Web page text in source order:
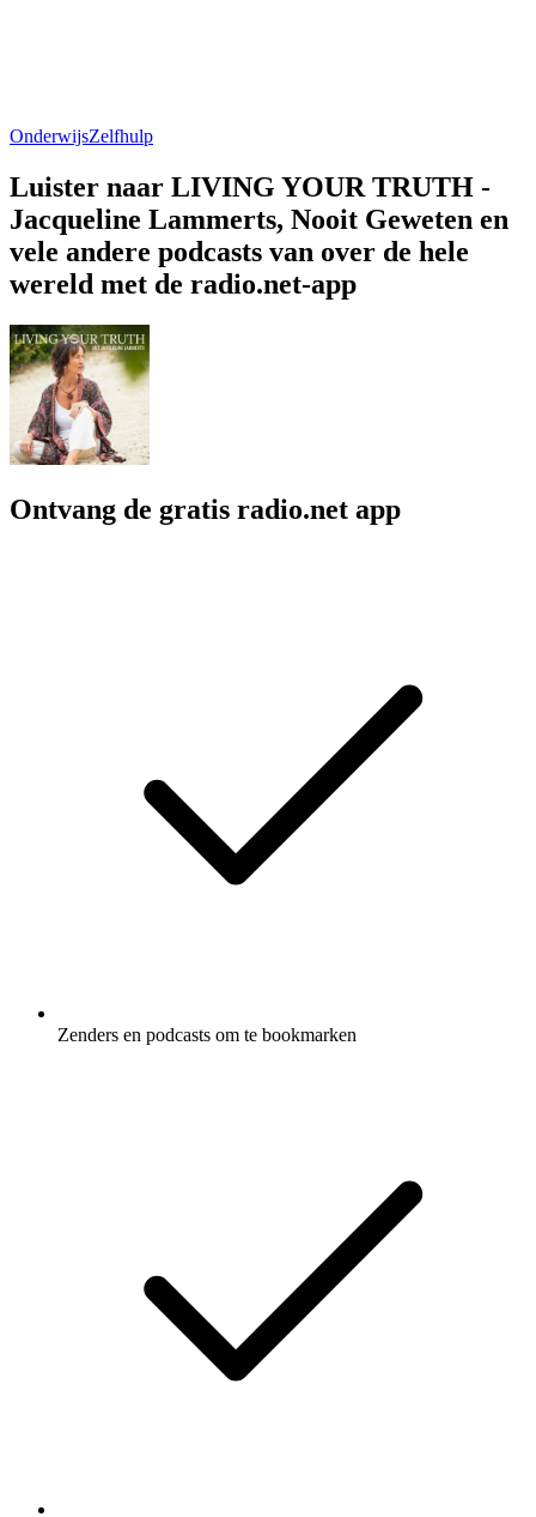
OnderwijsZelfhulp
Luister naar LIVING YOUR TRUTH -
Jacqueline Lammerts, Nooit Geweten en
vele andere podcasts van over de hele
wereld met de radio.net-app
Ontvang de gratis radio.net app
Zenders en podcasts om te bookmarken